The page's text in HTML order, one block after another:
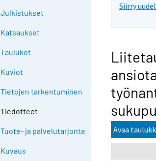
Julkistukset
Katsaukset
Taulukot
Kuviot
Tietojen tarkentuminen
Tiedotteet
Tuote- ja palvelutarjonta
Kuvaus
Siirry
Avaa